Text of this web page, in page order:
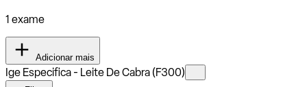
1 exame
Adicionar mais
Ige Especifica - Leite De Cabra (F300)